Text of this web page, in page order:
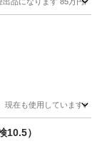
在も使用しています
）